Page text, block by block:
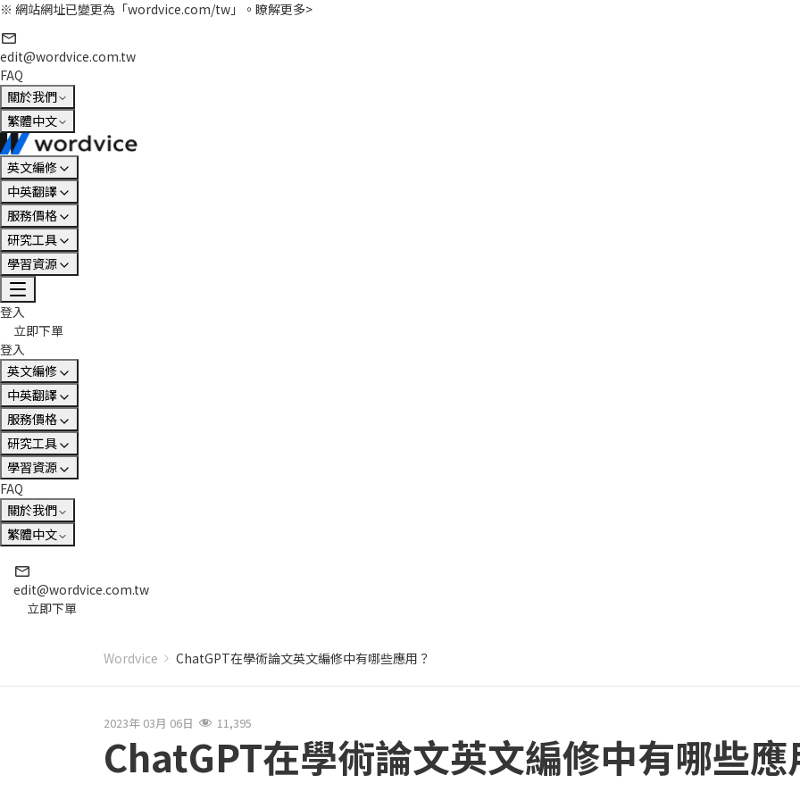
※ 網站網址已變更為「wordvice.com/tw」。 瞭解更多>
edit@wordvice.com.tw
FAQ
關於我們
繁體中文
英文編修
中英翻譯
服務價格
研究工具
學習資源
登入
立即下單
登入
英文編修
中英翻譯
服務價格
研究工具
學習資源
FAQ
關於我們
繁體中文
edit@wordvice.com.tw
立即下單
Wordvice ChatGPT在學術論文英文編修中有哪些應用？
2023年 03月 06日 11,395
ChatGPT在學術論文英文編修中有哪些應